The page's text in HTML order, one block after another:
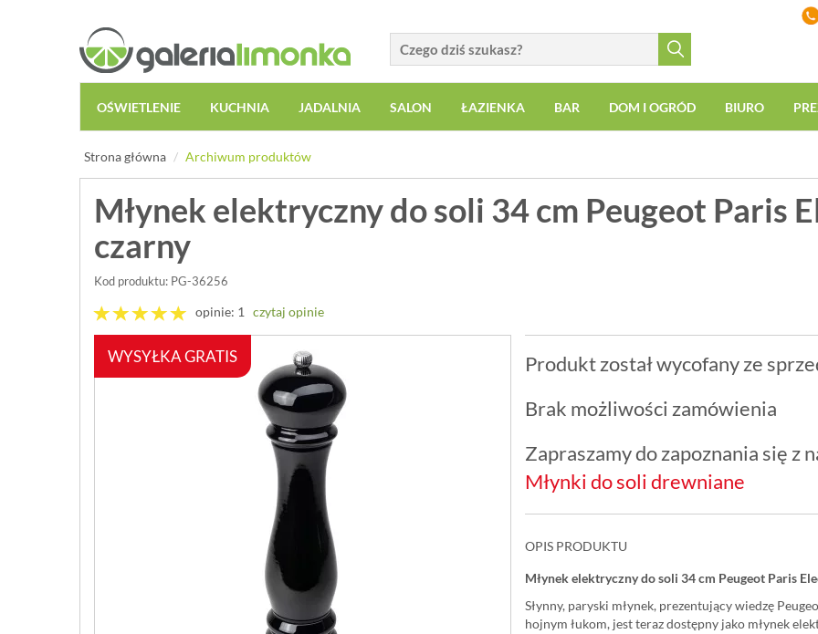
OŚWIETLENIE KUCHNIA JADALNIA SALON ŁAZIENKA BAR DOM I OGRÓD BIURO
Strona główna Archiwum produktów
Młynek elektryczny do soli 34 cm Peugeot Paris
czarny
Kod produktu: PG-36256
opinie: 1 czytaj opinie
WYSYŁKA GRATIS
Produkt został wycofany ze
Brak możliwości zamówienia
Zapraszamy do zapoznania się z
Młynki do soli drewniane
OPIS PRODUKTU
Młynek elektryczny do soli 34 cm Peugeot Paris
Słynny, paryski młynek, prezentujący wiedzę
hojnym łukom, jest teraz dostępny jako młynek